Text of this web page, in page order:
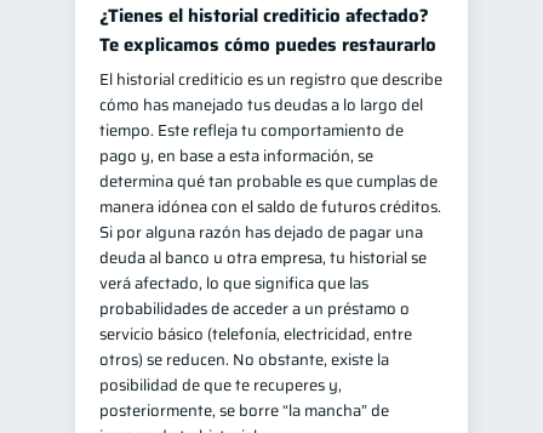
¿Tienes el historial crediticio afectado?
Te explicamos cómo puedes restaurarlo
El historial crediticio es un registro que describe
cómo has manejado tus deudas a lo largo del
tiempo. Este refleja tu comportamiento de
pago y, en base a esta información, se
determina qué tan probable es que cumplas de
manera idónea con el saldo de futuros créditos.
Si por alguna razón has dejado de pagar una
deuda al banco u otra empresa, tu historial se
verá afectado, lo que significa que las
probabilidades de acceder a un préstamo o
servicio básico (telefonía, electricidad, entre
otros) se reducen. No obstante, existe la
posibilidad de que te recuperes y,
posteriormente, se borre “la mancha” de